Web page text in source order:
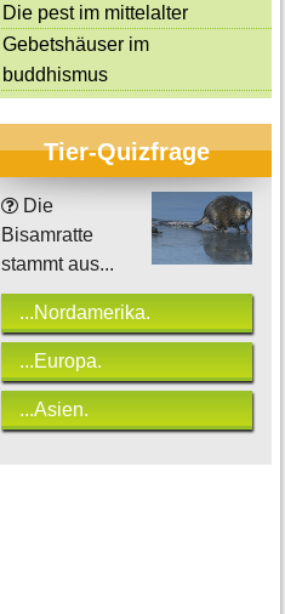
Die pest im mittelalter
Gebetshäuser im
buddhismus
Tier-Quizfrage
Die
Bisamratte
stammt aus...
...Nordamerika.
...Europa.
...Asien.